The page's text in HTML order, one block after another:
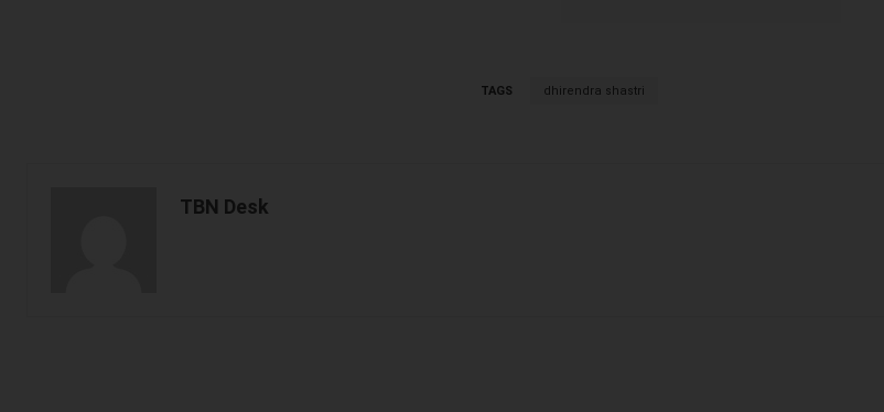
TAGS dhirendra shastri
TBN Desk